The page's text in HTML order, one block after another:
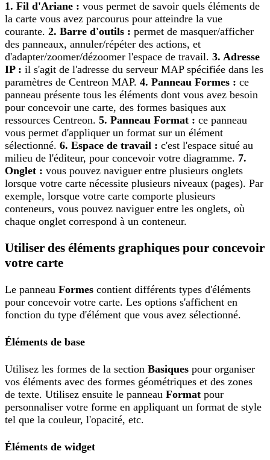
1. Fil d'Ariane : vous permet de savoir quels éléments de
la carte vous avez parcourus pour atteindre la vue
courante. 2. Barre d'outils : permet de masquer/afficher
des panneaux, annuler/répéter des actions, et
d'adapter/zoomer/dézoomer l'espace de travail. 3. Adresse
IP : il s'agit de l'adresse du serveur MAP spécifiée dans les
paramètres de Centreon MAP. 4. Panneau Formes : ce
panneau présente tous les éléments dont vous avez besoin
pour concevoir une carte, des formes basiques aux
ressources Centreon. 5. Panneau Format : ce panneau
vous permet d'appliquer un format sur un élément
sélectionné. 6. Espace de travail : c'est l'espace situé au
milieu de l'éditeur, pour concevoir votre diagramme. 7.
Onglet : vous pouvez naviguer entre plusieurs onglets
lorsque votre carte nécessite plusieurs niveaux (pages). Par
exemple, lorsque votre carte comporte plusieurs
conteneurs, vous pouvez naviguer entre les onglets, où
chaque onglet correspond à un conteneur.
Utiliser des éléments graphiques pour concevoir
votre carte
Le panneau Formes contient différents types d'éléments
pour concevoir votre carte. Les options s'affichent en
fonction du type d'élément que vous avez sélectionné.
Éléments de base
Utilisez les formes de la section Basiques pour organiser
vos éléments avec des formes géométriques et des zones
de texte. Utilisez ensuite le panneau Format pour
personnaliser votre forme en appliquant un format de style
tel que la couleur, l'opacité, etc.
Éléments de widget